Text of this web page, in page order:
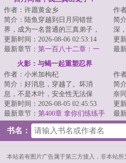
作者：许愿黄金乡
简介：陆鱼穿越到日月同错世
界，成为一名普通的三真弟子，
本想着得过且过，奈何金手指觉
醒，只要消灭涅槃...
更新时间：2026-08-06 02:53:14
最新章节： 第一百八十二章：一
秒后，杀你！因果神通，裁定命
运！
作
简
深
今
英
更
最
火影：与蝎一起重塑忍界
作者：小米加枸杞
简介：好消息，穿越了。坏消
息，不是木叶，安全性无法保
证。更要命的是，还是五国之
中，最喜欢乱跳，还玩...
更新时间：2026-08-05 02:45:53
最新章节： 第400章 拿你们练练手
作
简
奈
万
的
更
最
悟
书名：
本站若有图片广告属于第三方接入，非本站